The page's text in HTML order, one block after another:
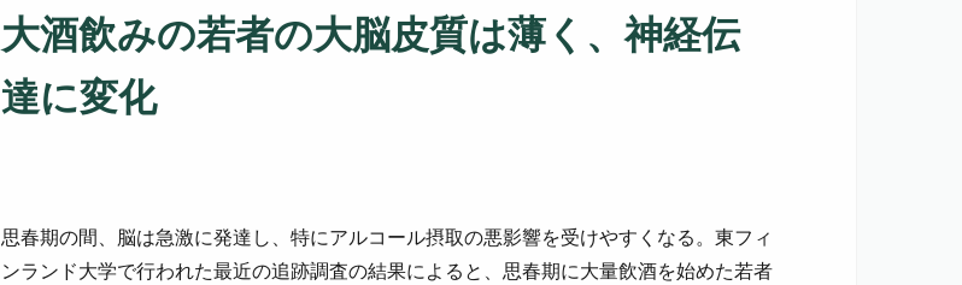
大酒飲みの若者の大脳皮質は薄く、神経伝
達に変化
思春期の間、脳は急激に発達し、特にアルコール摂取の悪影響を受けやすくなる。東フィ
ンランド大学で行われた最近の追跡調査の結果によると、思春期に大量飲酒を始めた若者